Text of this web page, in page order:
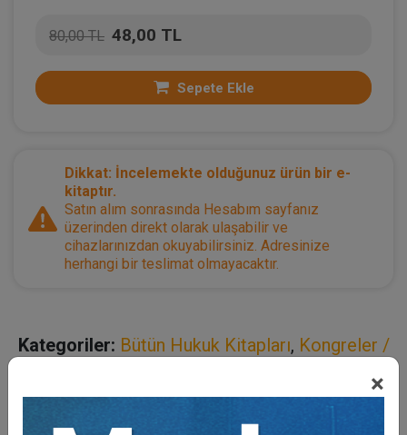
×
80,00 TL 48,00 TL
Sepete Ekle
Dikkat: İncelemekte olduğunuz ürün bir e-
kitaptır.
Satın alım sonrasında Hesabım sayfanız
üzerinden direkt olarak ulaşabilir ve
cihazlarınızdan okuyabilirsiniz. Adresinize
herhangi bir teslimat olmayacaktır.
Kategoriler: Bütün Hukuk Kitapları, Kongreler /
Açıklama